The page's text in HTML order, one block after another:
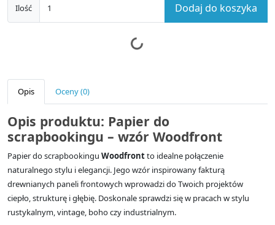
Ilość Dodaj do koszyka
Opis Oceny (0)
Opis produktu: Papier do
scrapbookingu – wzór Woodfront
Papier do scrapbookingu Woodfrontto idealne połączenie
naturalnego stylu i elegancji. Jego wzór inspirowany fakturą
drewnianych paneli frontowych wprowadzi do Twoich projektów
ciepło, strukturę i głębię. Doskonale sprawdzi się w pracach w stylu
rustykalnym, vintage, boho czy industrialnym.